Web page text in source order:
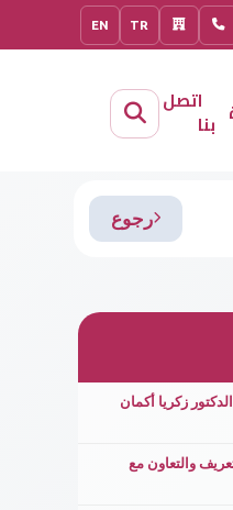
TR
EN
اتصل
بنا
رجوع
زكريا أكمان
والتعاون مع